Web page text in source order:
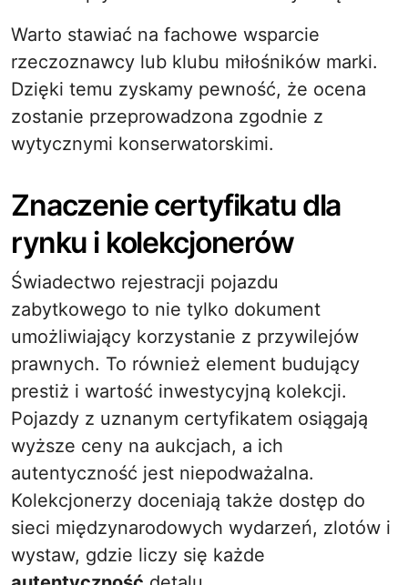
Warto stawiać na fachowe wsparcie
rzeczoznawcy lub klubu miłośników marki.
Dzięki temu zyskamy pewność, że ocena
zostanie przeprowadzona zgodnie z
wytycznymi konserwatorskimi.
Znaczenie certyfikatu dla
rynku i kolekcjonerów
Świadectwo rejestracji pojazdu
zabytkowego to nie tylko dokument
umożliwiający korzystanie z przywilejów
prawnych. To również element budujący
prestiż i wartość inwestycyjną kolekcji.
Pojazdy z uznanym certyfikatem osiągają
wyższe ceny na aukcjach, a ich
autentyczność jest niepodważalna.
Kolekcjonerzy doceniają także dostęp do
sieci międzynarodowych wydarzeń, zlotów i
wystaw, gdzie liczy się każde